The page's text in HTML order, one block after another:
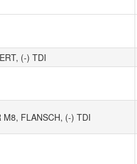
(-) TDI
M8, FLANSCH, (-) TDI